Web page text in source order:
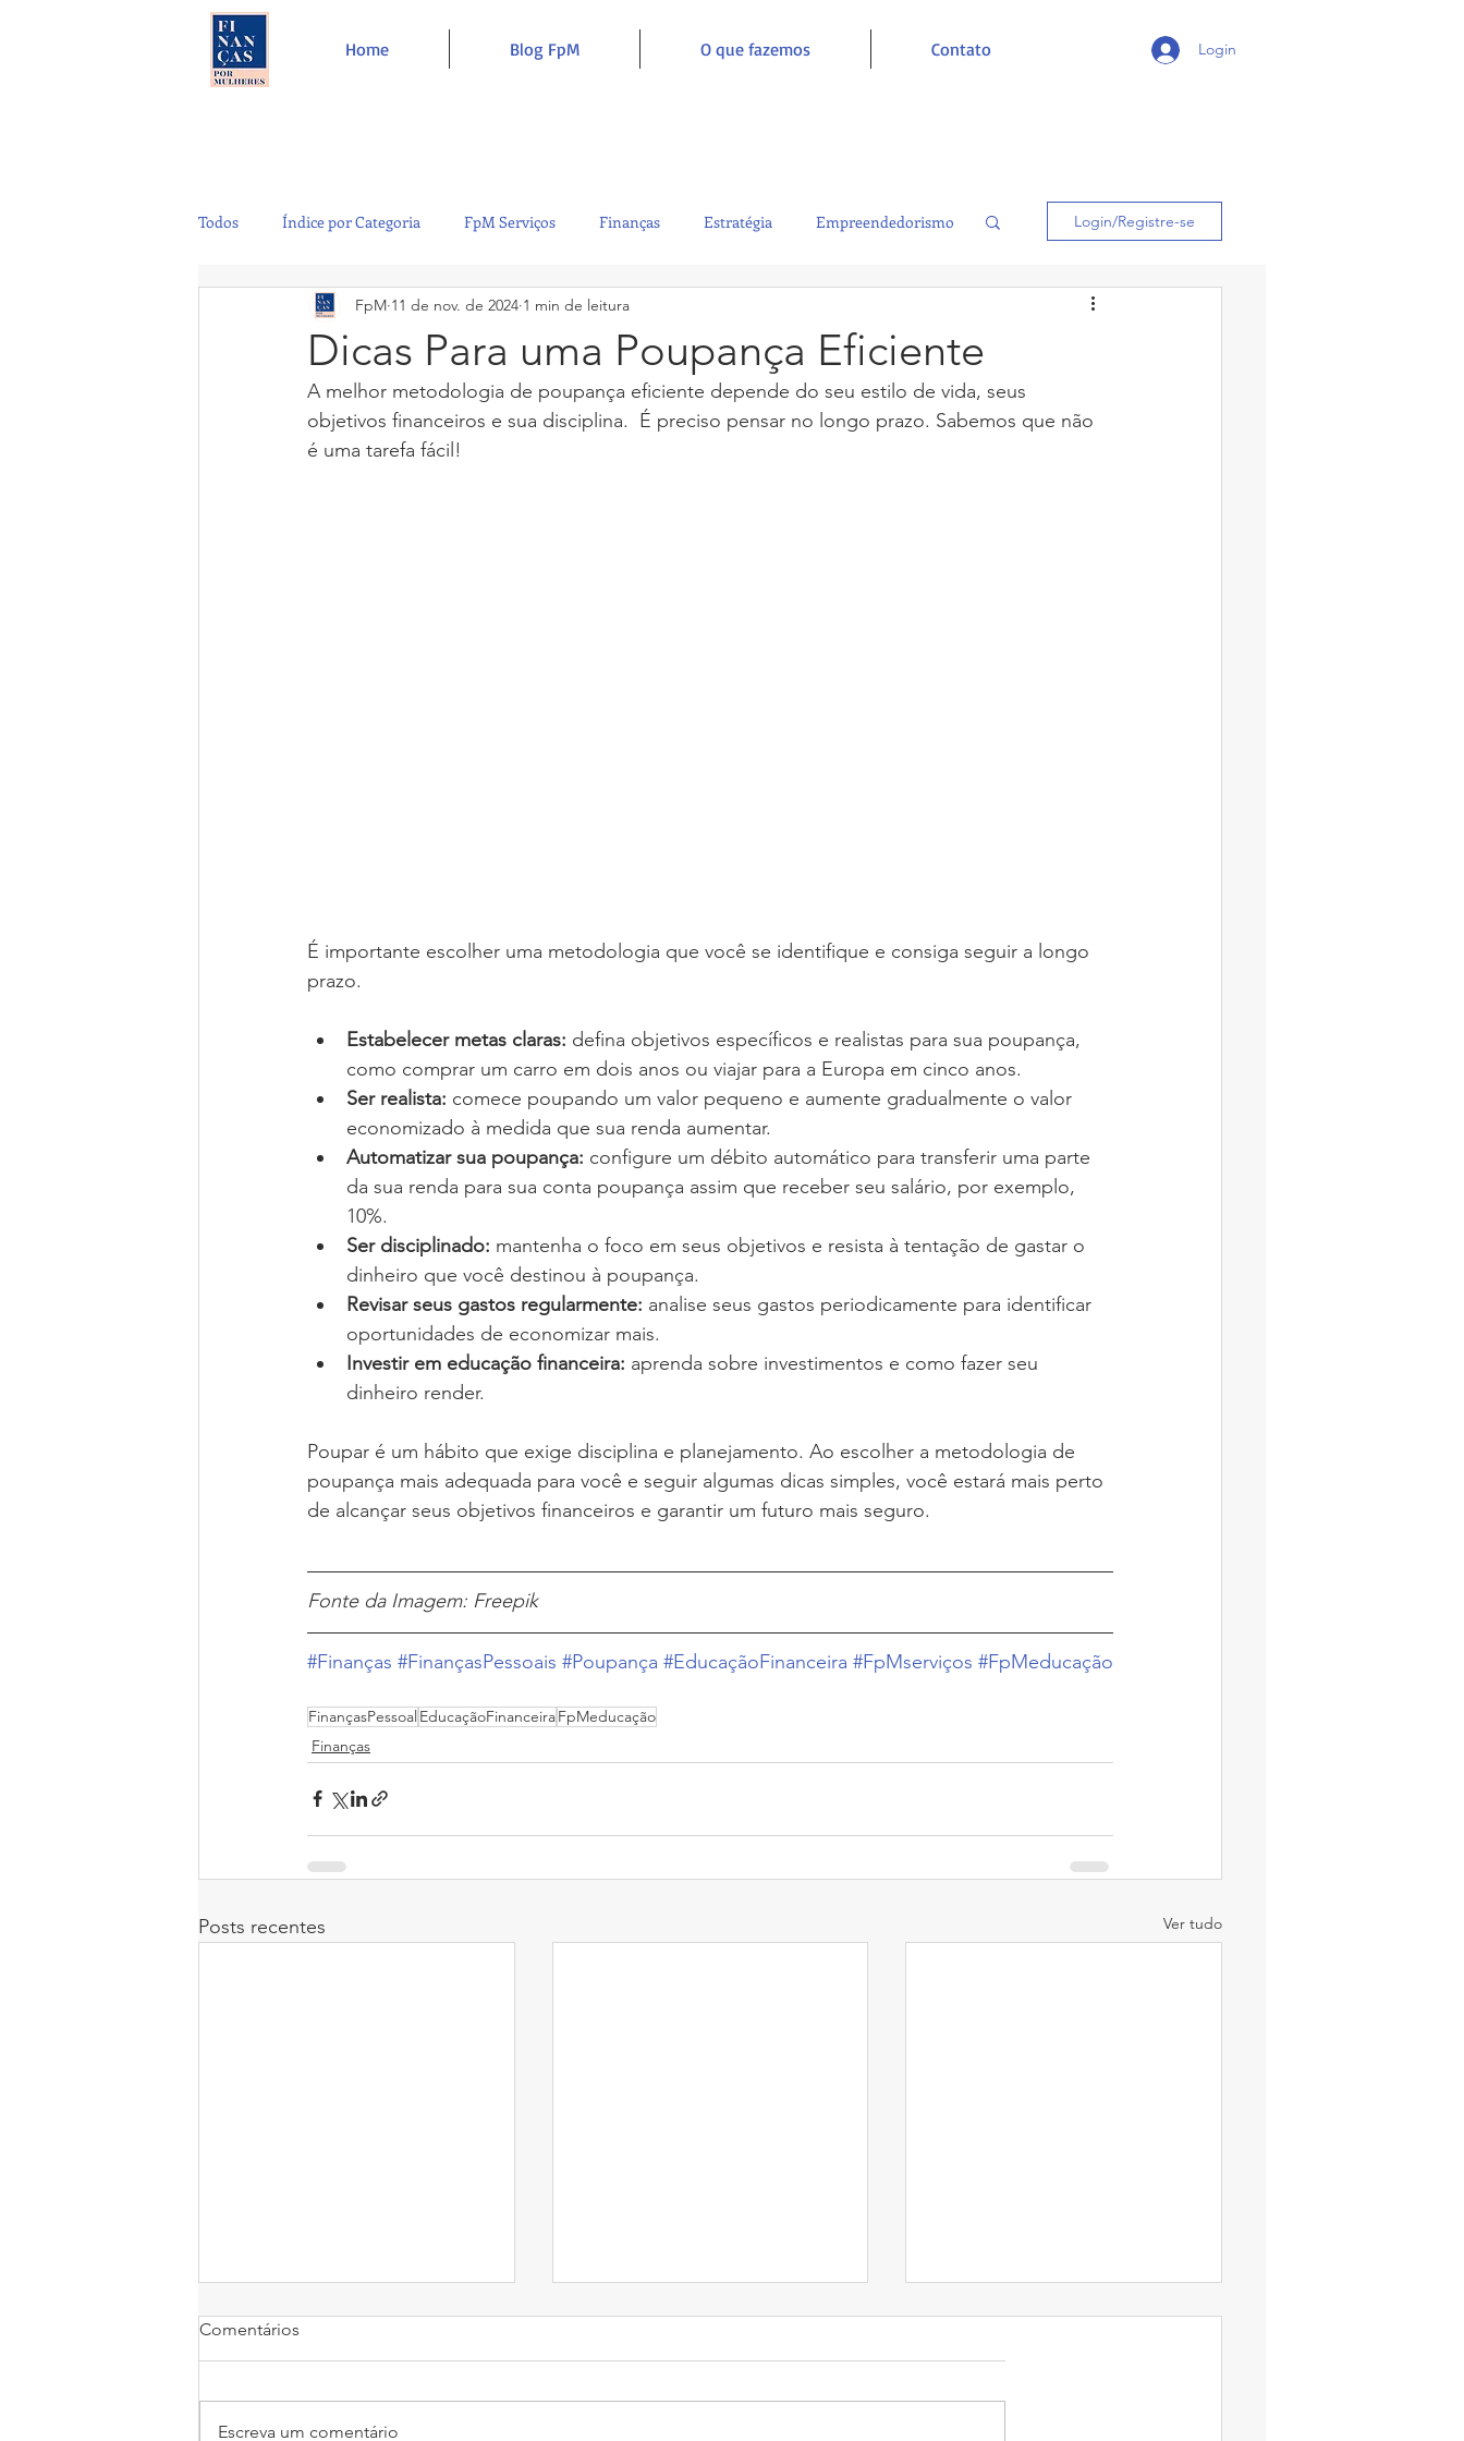
Home Blog FpM O que fazemos Contato Login
Todos Índice por Categoria FpM Serviços Finanças Estratégia Empreendedorismo
Controladoria Sustentabilidade
Café e Amigos Top 12
Login/Registre-se
Dicas Para uma Poupança Eficiente
FpM 11 de nov. de 2024 1 min de leitura
A melhor metodologia de poupança eficiente depende do seu estilo de vida, seus
objetivos financeiros e sua disciplina.  É preciso pensar no longo prazo. Sabemos que não
é uma tarefa fácil!
É importante escolher uma metodologia que você se identifique e consiga seguir a longo
prazo.
Estabelecer metas claras: defina objetivos específicos e realistas para sua poupança,
como comprar um carro em dois anos ou viajar para a Europa em cinco anos.
Ser realista: comece poupando um valor pequeno e aumente gradualmente o valor
economizado à medida que sua renda aumentar.
Automatizar sua poupança: configure um débito automático para transferir uma parte
da sua renda para sua conta poupança assim que receber seu salário, por exemplo,
10%.
Ser disciplinado: mantenha o foco em seus objetivos e resista à tentação de gastar o
dinheiro que você destinou à poupança.
Revisar seus gastos regularmente: analise seus gastos periodicamente para identificar
oportunidades de economizar mais.
Investir em educação financeira: aprenda sobre investimentos e como fazer seu
dinheiro render.
Poupar é um hábito que exige disciplina e planejamento. Ao escolher a metodologia de
poupança mais adequada para você e seguir algumas dicas simples, você estará mais perto
de alcançar seus objetivos financeiros e garantir um futuro mais seguro.
Fonte da Imagem: Freepik
#Finanças #FinançasPessoais #Poupança #EducaçãoFinanceira #FpMserviços #FpMeducação
FinançasPessoal EducaçãoFinanceiraFpMeducação
Finanças
Posts recentes Ver tudo
Comentários
Escreva um comentário